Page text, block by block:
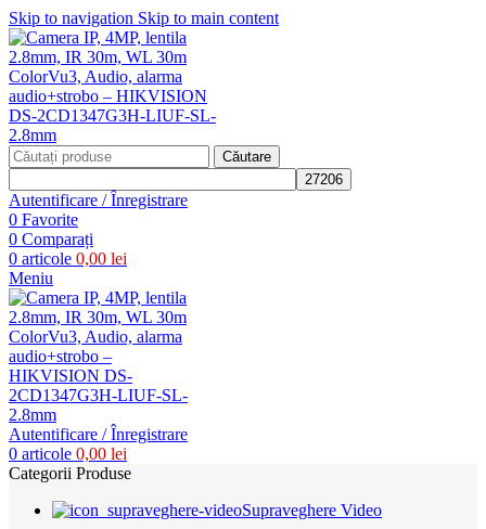
Skip to navigation Skip to main content
Căutare
Autentificare / Înregistrare
0 Favorite
0 Comparați
0 articole 0,00 lei
Meniu
Autentificare / Înregistrare
0 articole 0,00 lei
Categorii Produse
Supraveghere Video